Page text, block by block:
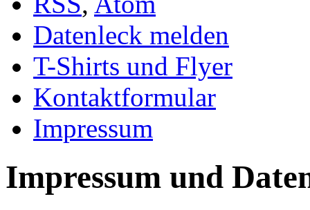
Datenleck melden
T-Shirts und Flyer
Kontaktformular
Impressum
Impressum und